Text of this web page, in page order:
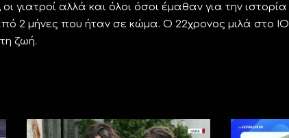
γιατροί αλλά και όλοι όσοι έμαθαν για την
2 μήνες που ήταν σε κώμα. Ο 22χρονος μιλά στο
ζωή.